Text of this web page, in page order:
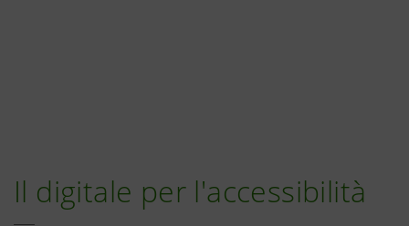
Il digitale per l'accessibilità